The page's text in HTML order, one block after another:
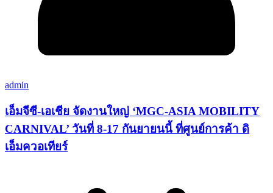
admin
เอ็มจีซี-เอเชีย จัดงานใหญ่ ‘MGC-ASIA MOBILITY
CARNIVAL’ วันที่ 8-17 กันยายนนี้ ที่ศูนย์การค้า ดิ
เอ็มควอเทียร์